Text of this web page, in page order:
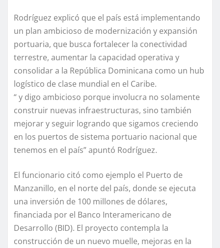
Rodríguez explicó que el país está implementando
un plan ambicioso de modernización y expansión
portuaria, que busca fortalecer la conectividad
terrestre, aumentar la capacidad operativa y
consolidar a la República Dominicana como un hub
logístico de clase mundial en el Caribe.
“ y digo ambicioso porque involucra no solamente
construir nuevas infraestructuras, sino también
mejorar y seguir logrando que sigamos creciendo
en los puertos de sistema portuario nacional que
tenemos en el país” apuntó Rodríguez.
El funcionario citó como ejemplo el Puerto de
Manzanillo, en el norte del país, donde se ejecuta
una inversión de 100 millones de dólares,
financiada por el Banco Interamericano de
Desarrollo (BID). El proyecto contempla la
construcción de un nuevo muelle, mejoras en la